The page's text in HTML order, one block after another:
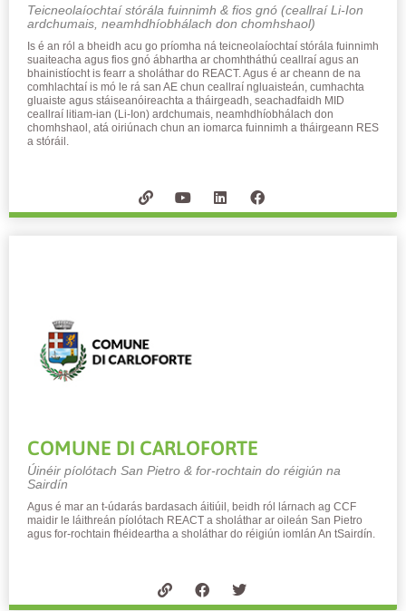
Teicneolaíochtaí stórála fuinnimh & fios gnó (ceallraí Li-Ion
ardchumais, neamhdhíobhálach don chomhshaol)
Is é an ról a bheidh acu go príomha ná teicneolaíochtaí stórála fuinnimh
suaiteacha agus fios gnó ábhartha ar chomhtháthú ceallraí agus an
bhainistíocht is fearr a sholáthar do REACT. Agus é ar cheann de na
comhlachtaí is mó le rá san AE chun ceallraí ngluaisteán, cumhachta
gluaiste agus stáiseanóireachta a tháirgeadh, seachadfaidh MID
ceallraí litiam-ian (Li-Ion) ardchumais, neamhdhíobhálach don
chomhshaol, atá oiriúnach chun an iomarca fuinnimh a tháirgeann RES
a stóráil.
COMUNE DI CARLOFORTE
Úinéir píolótach San Pietro & for-rochtain do réigiún na
Sairdín
Agus é mar an t-údarás bardasach áitiúil, beidh ról lárnach ag CCF
maidir le láithreán píolótach REACT a sholáthar ar oileán San Pietro
agus for-rochtain fhéideartha a sholáthar do réigiún iomlán An tSairdín.